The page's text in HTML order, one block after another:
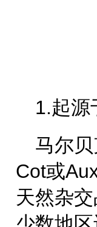
1.起源
马尔
Cot或
天然杂